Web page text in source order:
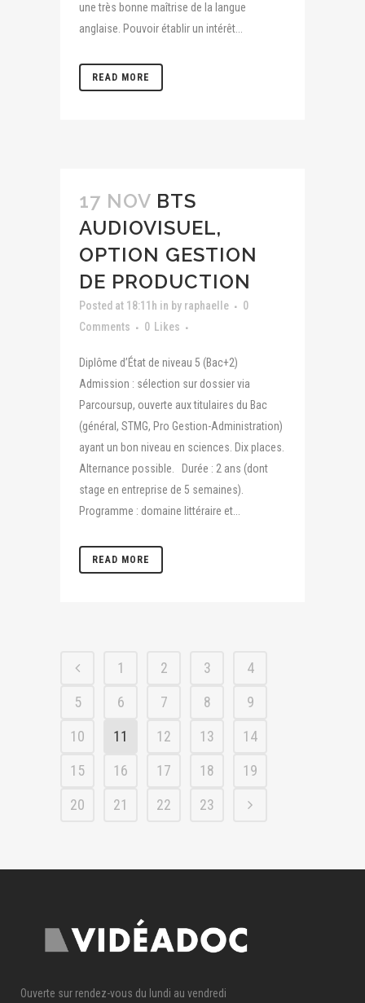
une très bonne maîtrise de la langue
anglaise. Pouvoir établir un intérêt...
READ MORE
17 NOV BTS
AUDIOVISUEL,
OPTION GESTION
DE PRODUCTION
Posted at 18:11h in by raphaelle
0
Comments
0 Likes
Diplôme d’État de niveau 5 (Bac+2)
Admission : sélection sur dossier via
Parcoursup, ouverte aux titulaires du Bac
(général, STMG, Pro Gestion-Administration)
ayant un bon niveau en sciences. Dix places.
Alternance possible. Durée : 2 ans (dont
stage en entreprise de 5 semaines).
Programme : domaine littéraire et...
READ MORE
1 2 3
4
5
6 7 8
9
10
11 12 13
14
15
16 17 18
19
20
21 22 23
Ouverte sur rendez-vous du lundi au vendredi